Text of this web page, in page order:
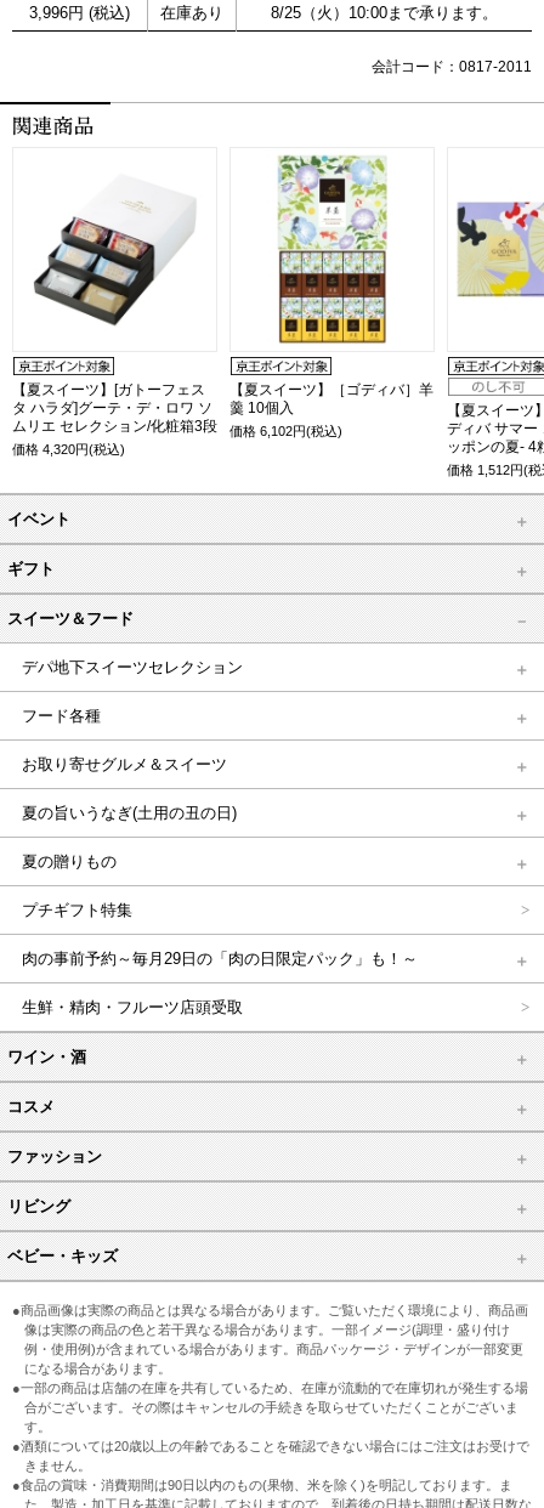
3,996円 (税込) 在庫あり 8/25（火）10:00まで承ります。
会計コード：0817-2011
【夏スイーツ】[ガトーフェス
タ ハラダ]グーテ・デ・ロワ ソ
ムリエ セレクション/化粧箱3段
価格 4,320円(税込)
【夏スイーツ】［ゴディバ］羊
羹 10個入
価格6,102円(税込)
【夏スイーツ
ディバ サマー
ッポンの夏- 4
価格1,512円(
イベント
ギフト
スイーツ＆フード
デパ地下スイーツセレクション
フード各種
お取り寄せグルメ＆スイーツ
夏の旨いうなぎ(土用の丑の日)
夏の贈りもの
プチギフト特集
肉の事前予約～毎月29日の「肉の日限定パック」も！～
生鮮・精肉・フルーツ店頭受取
ワイン・酒
コスメ
ファッション
リビング
ベビー・キッズ
●商品画像は実際の商品とは異なる場合があります。ご覧いただく環境により、商品画
像は実際の商品の色と若干異なる場合があります。一部イメージ(調理・盛り付け
例・使用例)が含まれている場合があります。商品パッケージ・デザインが一部変更
になる場合があります。
●一部の商品は店舗の在庫を共有しているため、在庫が流動的で在庫切れが発生する場
合がございます。その際はキャンセルの手続きを取らせていただくことがございま
す。
●酒類については20歳以上の年齢であることを確認できない場合にはご注文はお受けで
きません。
●食品の賞味・消費期間は90日以内のもの(果物、米を除く)を明記しております。ま
た、製造・加工日を基準に記載しておりますので、到着後の日持ち期間は配送日数な